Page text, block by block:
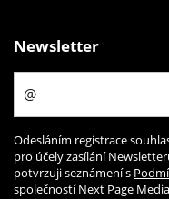
Newsletter
Odesláním registrace
pro účely zasílání
potvrzuji seznámení s
společností Next Page